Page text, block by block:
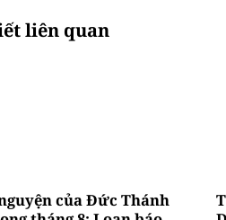
liên quan
của Đức Thánh